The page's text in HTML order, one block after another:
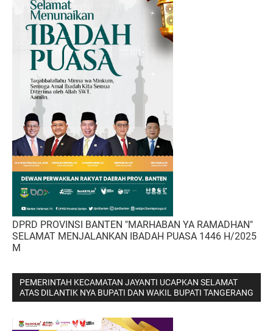
DPRD PROVINSI BANTEN "MARHABAN YA RAMADHAN"
SELAMAT MENJALANKAN IBADAH PUASA 1446 H/2025
M
PEMERINTAH KECAMATAN JAYANTI UCAPKAN SELAMAT
ATAS DILANTIK NYA BUPATI DAN WAKIL BUPATI TANGERANG